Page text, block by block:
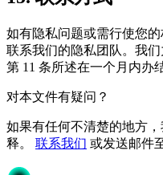
如有隐私问题或需行使您
联系我们的隐私团队。我
第 11 条所述在一个月内办
对本文件有疑问？
如果有任何不清楚的地方
释。
联系我们 或发送邮件